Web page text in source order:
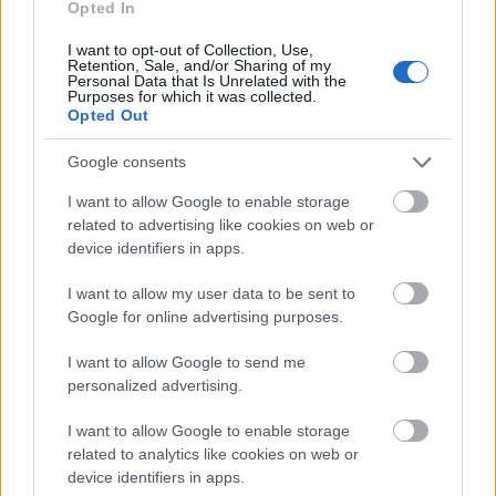
Opted In
I want to opt-out of Collection, Use,
Retention, Sale, and/or Sharing of my
Personal Data that Is Unrelated with the
Purposes for which it was collected.
Opted Out
Google consents
I want to allow Google to enable storage
related to advertising like cookies on web or
device identifiers in apps.
I want to allow my user data to be sent to
Google for online advertising purposes.
I want to allow Google to send me
personalized advertising.
I want to allow Google to enable storage
related to analytics like cookies on web or
device identifiers in apps.
megkóstolja az ételeket, hanem élvezi az egész
kell csinálni és főzni is remekül tud. Ezen felül a
műsor szórakoztató is, nem csak a helyzetek
kínálnak humort a nézőknek, hanem a legtöbbször
hibátlan vendégszereplők is.Ez az adás talán a
műsor egyik legjobb epizódja.
illő jelenetekkel.